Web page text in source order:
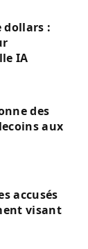
dollars :
IA
des
aux
accusés
visant